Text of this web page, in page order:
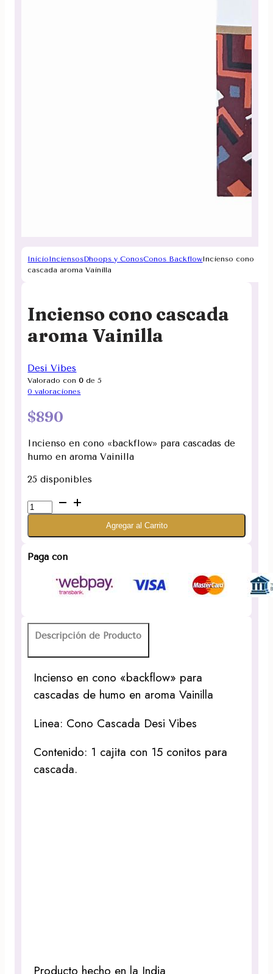
InicioInciensosDhoops y ConosConos BackflowIncienso cono
cascada aroma Vainilla
Incienso cono cascada
aroma Vainilla
Desi Vibes
Valorado con0 de 5
0 valoraciones
$890
Incienso en cono «backflow» para cascadas de
humo en aroma Vainilla
25 disponibles
Incienso
cono
Vainilla
Agregar al Carrito
Paga con
Descripción de Producto
Incienso en cono «backflow» para
cascadas de humo en aroma Vainilla
Linea: Cono Cascada Desi Vibes
Contenido: 1 cajita con 15 conitos para
cascada.
Producto hecho en la India